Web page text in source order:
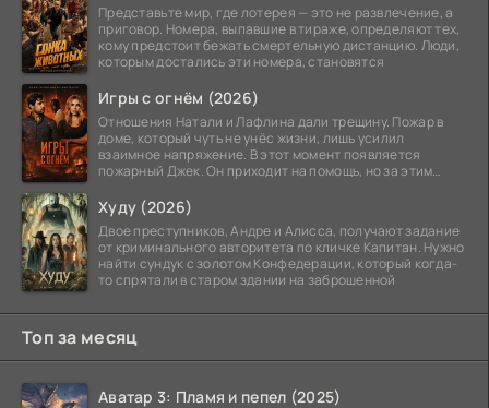
Представьте мир, где лотерея — это не развлечение, а
приговор. Номера, выпавшие в тираже, определяют тех,
кому предстоит бежать смертельную дистанцию. Люди,
которым достались эти номера, становятся
Игры с огнём (2026)
Отношения Натали и Лафлина дали трещину. Пожар в
доме, который чуть не унёс жизни, лишь усилил
взаимное напряжение. В этот момент появляется
пожарный Джек. Он приходит на помощь, но за этим
Худу (2026)
Двое преступников, Андре и Алисса, получают задание
от криминального авторитета по кличке Капитан. Нужно
найти сундук с золотом Конфедерации, который когда-
то спрятали в старом здании на заброшенной
Топ за месяц
Аватар 3: Пламя и пепел (2025)